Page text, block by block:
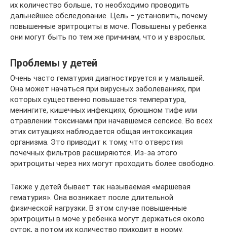
их количество больше, то необходимо проводить
дальнейшее обследование. Цель – установить, почему
повышенные эритроциты в моче. Повышены у ребенка
они могут быть по тем же причинам, что и у взрослых.
Проблемы у детей
Очень часто гематурия диагностируется и у малышей.
Она может начаться при вирусных заболеваниях, при
которых существенно повышается температура,
менингите, кишечных инфекциях, брюшном тифе или
отравлении токсинами при начавшемся сепсисе. Во всех
этих ситуациях наблюдается общая интоксикация
организма. Это приводит к тому, что отверстия
почечных фильтров расширяются. Из-за этого
эритроциты через них могут проходить более свободно.
Также у детей бывает так называемая «маршевая
гематурия». Она возникает после длительной
физической нагрузки. В этом случае повышенные
эритроциты в моче у ребенка могут держаться около
суток, а потом их количество приходит в норму.